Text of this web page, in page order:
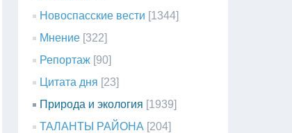
Новоспасские вести [1344]
Мнение [322]
Репортаж [90]
Цитата дня [23]
Природа и экология [1939]
ТАЛАНТЫ РАЙОНА [204]